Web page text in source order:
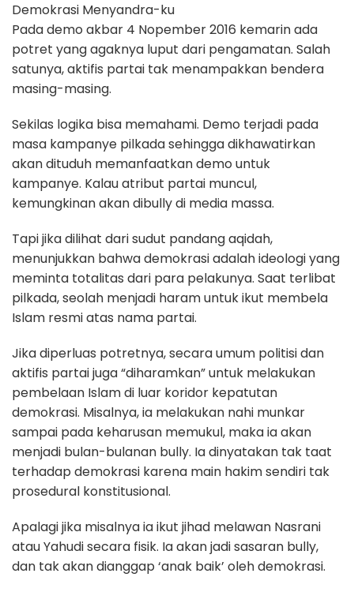
Demokrasi Menyandra-ku
Pada demo akbar 4 Nopember 2016 kemarin ada
potret yang agaknya luput dari pengamatan. Salah
satunya, aktifis partai tak menampakkan bendera
masing-masing.
Sekilas logika bisa memahami. Demo terjadi pada
masa kampanye pilkada sehingga dikhawatirkan
akan dituduh memanfaatkan demo untuk
kampanye. Kalau atribut partai muncul,
kemungkinan akan dibully di media massa.
Tapi jika dilihat dari sudut pandang aqidah,
menunjukkan bahwa demokrasi adalah ideologi yang
meminta totalitas dari para pelakunya. Saat terlibat
pilkada, seolah menjadi haram untuk ikut membela
Islam resmi atas nama partai.
Jika diperluas potretnya, secara umum politisi dan
aktifis partai juga “diharamkan” untuk melakukan
pembelaan Islam di luar koridor kepatutan
demokrasi. Misalnya, ia melakukan nahi munkar
sampai pada keharusan memukul, maka ia akan
menjadi bulan-bulanan bully. Ia dinyatakan tak taat
terhadap demokrasi karena main hakim sendiri tak
prosedural konstitusional.
Apalagi jika misalnya ia ikut jihad melawan Nasrani
atau Yahudi secara fisik. Ia akan jadi sasaran bully,
dan tak akan dianggap ‘anak baik’ oleh demokrasi.